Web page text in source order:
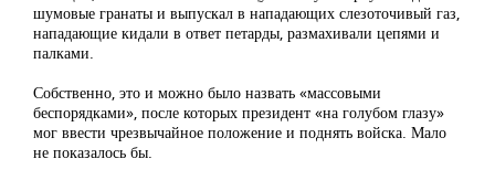
шумовые гранаты и выпускал в нападающих слезоточивый газ,
нападающие кидали в ответ петарды, размахивали цепями и
палками.
Собственно, это и можно было назвать «массовыми
беспорядками», после которых президент «на голубом глазу»
мог ввести чрезвычайное положение и поднять войска. Мало
не показалось бы.